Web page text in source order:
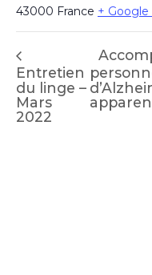
43000 France + Google
Entretien
du linge –
Mars
2022